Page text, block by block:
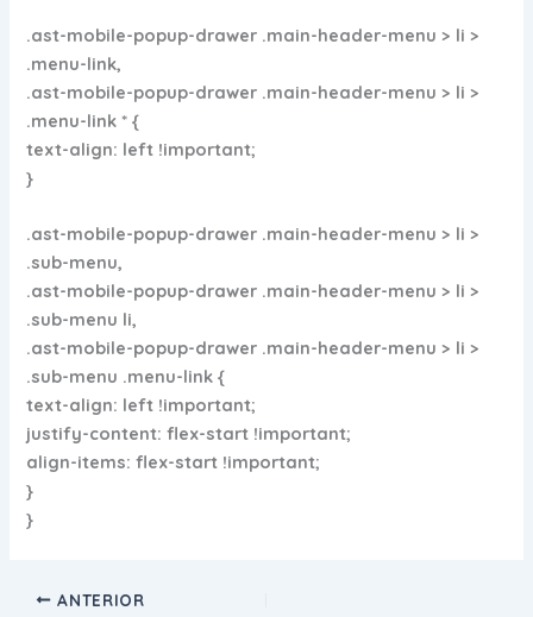
.ast-mobile-popup-drawer .main-header-menu > li >
.menu-link,
.ast-mobile-popup-drawer .main-header-menu > li >
.menu-link * {
text-align: left !important;
}
.ast-mobile-popup-drawer .main-header-menu > li >
.sub-menu,
.ast-mobile-popup-drawer .main-header-menu > li >
.sub-menu li,
.ast-mobile-popup-drawer .main-header-menu > li >
.sub-menu .menu-link {
text-align: left !important;
justify-content: flex-start !important;
align-items: flex-start !important;
}
}
ANTERIOR